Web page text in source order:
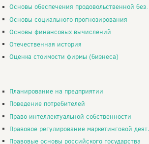
Основы обеспечения продовольственной безопасности
Основы социального прогнозирования
Основы финансовых вычислений
Отечественная история
Оценка стоимости фирмы (бизнеса)
Планирование на предприятии
Поведение потребителей
Право интеллектуальной собственности
Правовое регулирование маркетинговой деятельности
Правовые основы российского государства